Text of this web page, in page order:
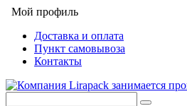
Мой профиль
Доставка и оплата
Пункт самовывоза
Контакты